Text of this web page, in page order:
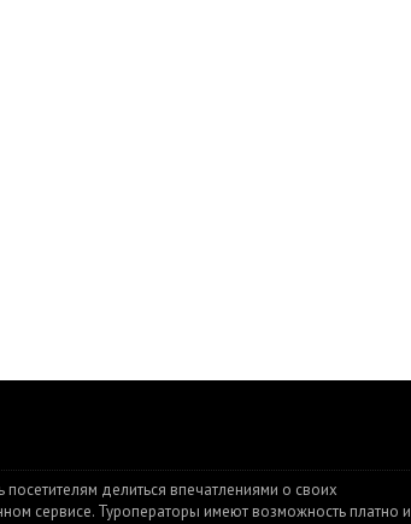
делиться впечатлениями о своих
сервисе. Туроператоры имеют возможность платно и